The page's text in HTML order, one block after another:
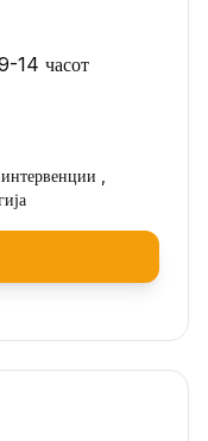
14 часот
,